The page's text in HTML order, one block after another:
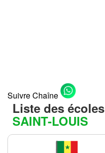
Suivre Chaîne
Liste des
SAINT-LOUIS